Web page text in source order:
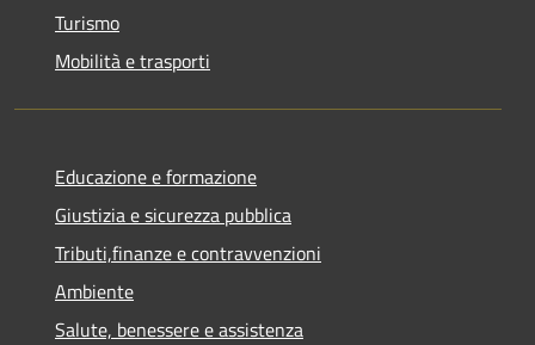
Turismo
Mobilità e trasporti
Educazione e formazione
Giustizia e sicurezza pubblica
Tributi,finanze e contravvenzioni
Ambiente
Salute, benessere e assistenza